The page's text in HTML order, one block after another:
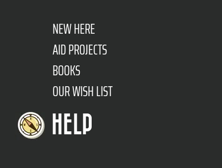
NEW HERE
AID PROJECTS
BOOKS
OUR WISH LIST
HELP